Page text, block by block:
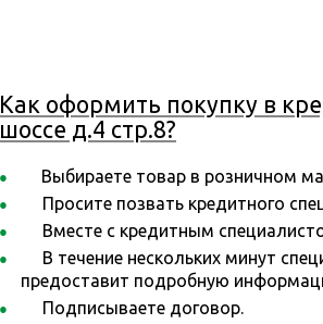
Как оформить покупку в
шоссе д.4 стр.8?
Выбираете товар в розничном
Просите позвать кредитного
Вместе с кредитным
В течение нескольких минут
предоставит подробную
Подписываете договор.